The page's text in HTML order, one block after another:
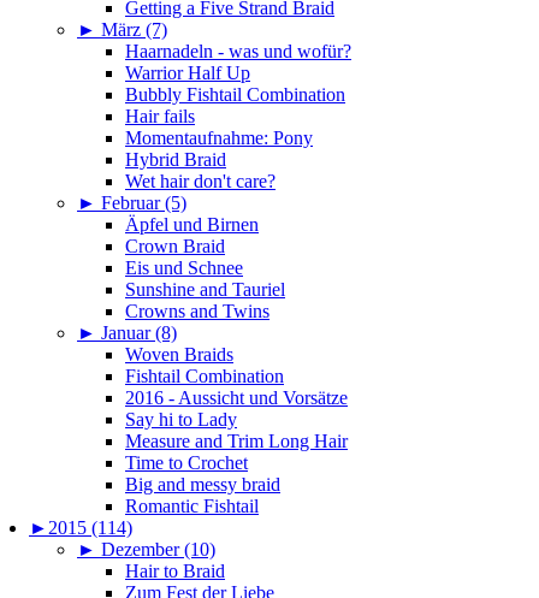
Getting a Five Strand Braid
► März (7)
Haarnadeln - was und wofür?
Warrior Half Up
Bubbly Fishtail Combination
Hair fails
Momentaufnahme: Pony
Hybrid Braid
Wet hair don't care?
► Februar (5)
Äpfel und Birnen
Crown Braid
Eis und Schnee
Sunshine and Tauriel
Crowns and Twins
► Januar (8)
Woven Braids
Fishtail Combination
2016 - Aussicht und Vorsätze
Say hi to Lady
Measure and Trim Long Hair
Time to Crochet
Big and messy braid
Romantic Fishtail
► 2015 (114)
► Dezember (10)
Hair to Braid
Zum Fest der Liebe